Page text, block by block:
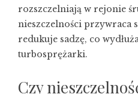
rozszczelniają w rejonie
nieszczelności przywraca
redukuje sadzę, co
turbosprężarki.
Czy